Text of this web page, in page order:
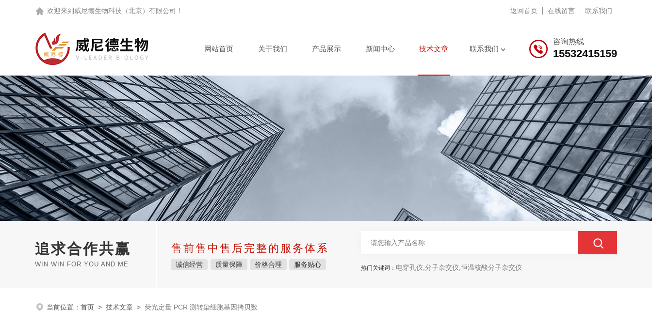
欢迎来到 威尼德生物科技（北京）有限公司 ！ 返回首页 在线留言 联系我们
咨询热线
15532415159
网站首页 关于我们 产品展示 新闻中心 技术文章 联系我们
追求合作共赢
WIN WIN FOR YOU AND ME
售前售中售后完整的服务体系
诚信经营 质量保障 价格合理 服务贴心 热门关键词： 电穿孔仪,分子杂交仪,恒温核酸分子杂交仪
当前位置： 首页 > 技术文章 > 荧光定量 PCR 测转染细胞基因拷贝数